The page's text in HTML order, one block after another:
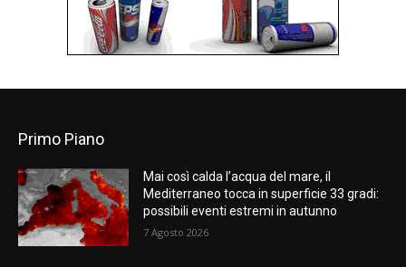
Primo Piano
Mai così calda l’acqua del mare, il
Mediterraneo tocca in superficie 33 gradi:
possibili eventi estremi in autunno
7 Agosto 2026